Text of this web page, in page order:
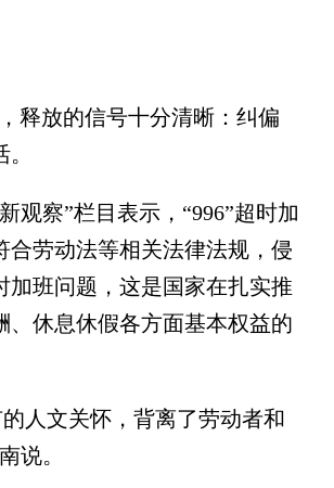
释放的信号十分清晰：纠偏
察”栏目表示，“996”超时加
劳动法等相关法律法规，侵
班问题，这是国家在扎实推
休息休假各方面基本权益的
人文关怀，背离了劳动者和
说。